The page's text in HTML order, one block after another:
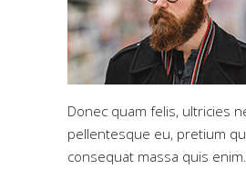
Donec quam felis, ultricies
pellentesque eu, pretium
consequat massa quis